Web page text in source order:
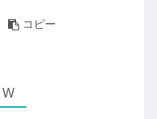
コピー